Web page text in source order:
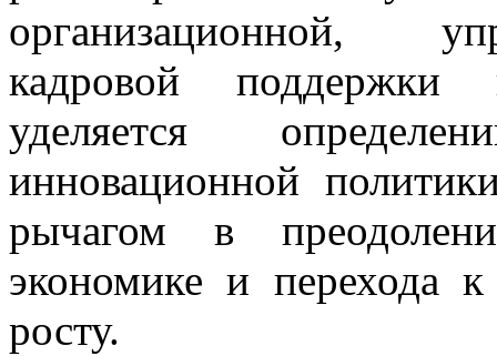
организационной,
кадровой поддержки
уделяется
инновационной
рычагом в
экономике и перехода
росту.